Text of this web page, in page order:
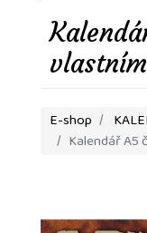
E-shop
Kalendář A5